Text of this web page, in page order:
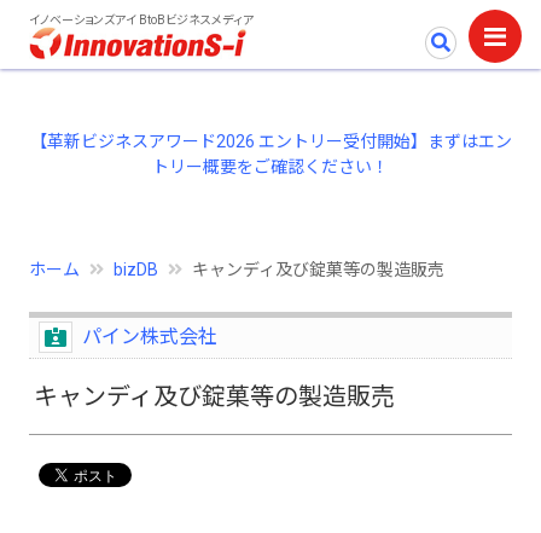
イノベーションズアイ BtoBビジネスメディア
【革新ビジネスアワード2026 エントリー受付開始】まずはエン
トリー概要をご確認ください！
ホーム bizDB キャンディ及び錠菓等の製造販売
パイン株式会社
キャンディ及び錠菓等の製造販売